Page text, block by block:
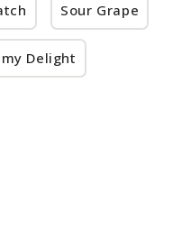
Sour Grape
Delight